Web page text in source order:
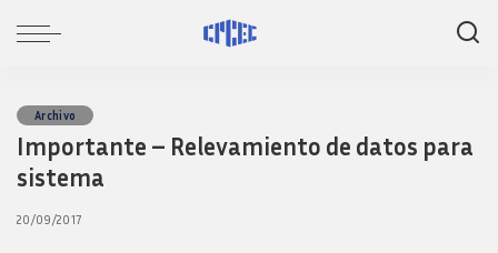
Archivo
Importante – Relevamiento de datos para
sistema
20/09/2017